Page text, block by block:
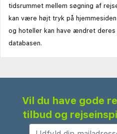
tidsrummet mellem søgning af
kan være højt tryk på
og hoteller kan have ændret
databasen.
Vil du have gode
tilbud og